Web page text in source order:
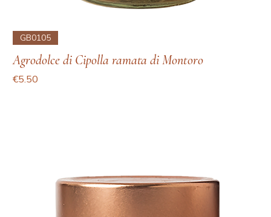
GB0105
Agrodolce di Cipolla ramata di Montoro
Price
€5.50